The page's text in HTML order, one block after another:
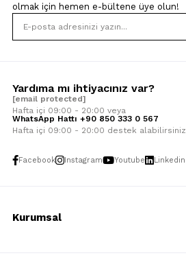
olmak için hemen e-bültene üye olun!
Yardıma mı ihtiyacınız var?
[email protected]
Hafta içi 09:00 - 20:00 veya
WhatsApp Hattı +90 850 333 0 567
Hafta içi 09:00 - 20:00 destek alabilirsiniz
Facebook Instagram Youtube Linkedin
Kurumsal